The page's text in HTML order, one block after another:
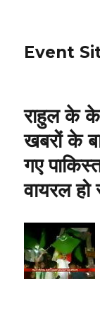
Event
राहुल के
खबरों के
गए
वायरल हो